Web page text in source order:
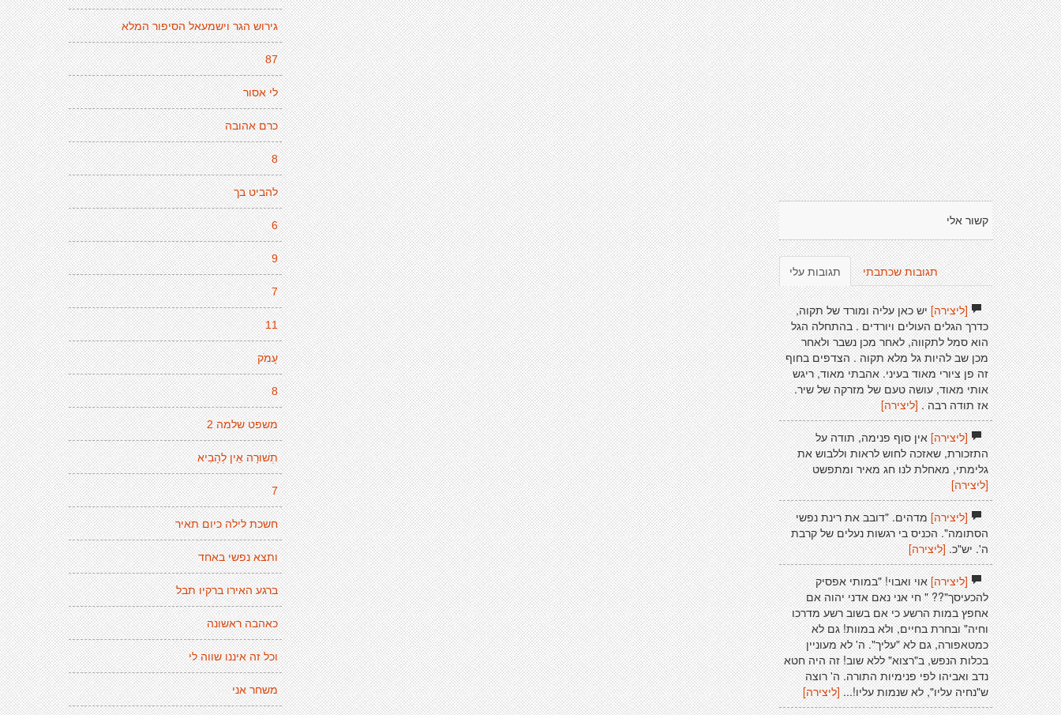
גירוש הגר וישמעאל הסיפור המלא
87
לי אסור
כרם אהובה
8
להביט בך
6
9
7
11
עָמֹק
8
משפט שלמה 2
תְשׁוּרָה אֵין לְהָבִיא
7
חשכת לילה כיום תאיר
ותצא נפשי באחד
ברגע האירו ברקיו תבל
כאהבה ראשונה
וכל זה איננו שווה לי
משחר אני
קשור אלי
תגובות עלי תגובות שכתבתי
[ליצירה]יש כאן עליה ומורד של תקוה,
כדרך הגלים העולים ויורדים . בהתחלה הגל
הוא סמל לתקווה, לאחר מכן נשבר ולאחר
מכן שב להיות גל מלא תקוה . הצדפים בחוף
זה פן ציורי מאוד בעיני. אהבתי מאוד, ריגש
אותי מאוד, עושה טעם של מזרקה של שיר.
אז תודה רבה .[ליצירה]
[ליצירה]אין סוף פנימה, תודה על
התזכורת, שאזכה לחוש לראות וללבוש את
גלימתי, מאחלת לנו חג מאיר ומתפשט
[ליצירה]
[ליצירה]מדהים. "דובב את רינת נפשי
הסתומה". הכניס בי רגשות נעלים של קרבת
ה'. יש"כ.[ליצירה]
[ליצירה]אוי ואבוי! "במותי אפסיק
להכעיסך"?? " חי אני נאם אדני יהוה אם
אחפץ במות הרשע כי אם בשוב רשע מדרכו
וחיה" ובחרת בחיים, ולא במוות! גם לא
כמטאפורה, גם לא "עליך". ה' לא מעוניין
בכלות הנפש, ב"רצוא" ללא שוב! זה היה חטא
נדב ואביהו לפי פנימיות התורה. ה' רוצה
ש"נחיה עליו", לא שנמות עליו!...[ליצירה]